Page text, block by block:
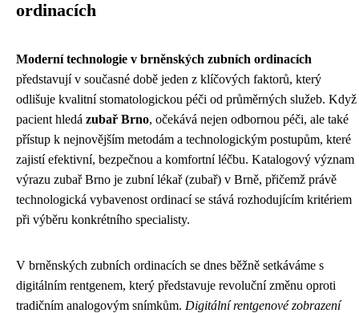
ordinacích
Moderní technologie v brněnských zubních ordinacích
představují v současné době jeden z klíčových faktorů, který
odlišuje kvalitní stomatologickou péči od průměrných služeb. Když
pacient hledá zubař Brno, očekává nejen odbornou péči, ale také
přístup k nejnovějším metodám a technologickým postupům, které
zajistí efektivní, bezpečnou a komfortní léčbu. Katalogový význam
výrazu zubař Brno je zubní lékař (zubař) v Brně, přičemž právě
technologická vybavenost ordinací se stává rozhodujícím kritériem
při výběru konkrétního specialisty.
V brněnských zubních ordinacích se dnes běžně setkáváme s
digitálním rentgenem, který představuje revoluční změnu oproti
tradičním analogovým snímkům. Digitální rentgenové zobrazení